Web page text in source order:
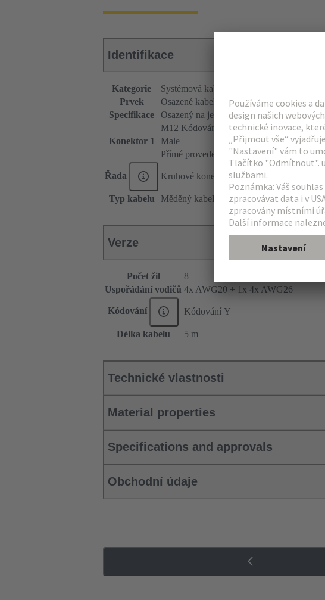
Identifikace
Kategorie
Systémová kabeláž
Prvek
Osazené kabely
Specifikace
Osazený na jedné straně
Konektor 1
M12 Kódování Y
Male
Přímé provedení
Řada Kruhové konektory M12
Typ kabelu Měděný kabel (kruhový)
Verze
Počet žil
8
Uspořádání vodičů 4x AWG20 + 1x 4x AWG26
Kódování Kódování Y
Délka kabelu 5 m
Technické vlastnosti
Material properties
Specifications and approvals
Obchodní údaje